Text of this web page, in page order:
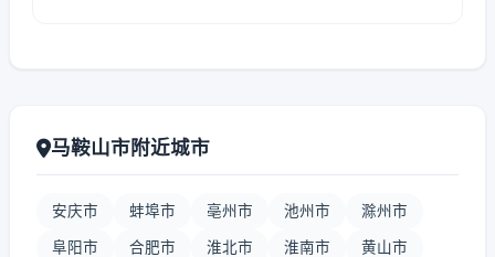
马鞍山市附近城市
安庆市 蚌埠市 亳州市 池州市 滁州市
阜阳市 合肥市 淮北市 淮南市 黄山市